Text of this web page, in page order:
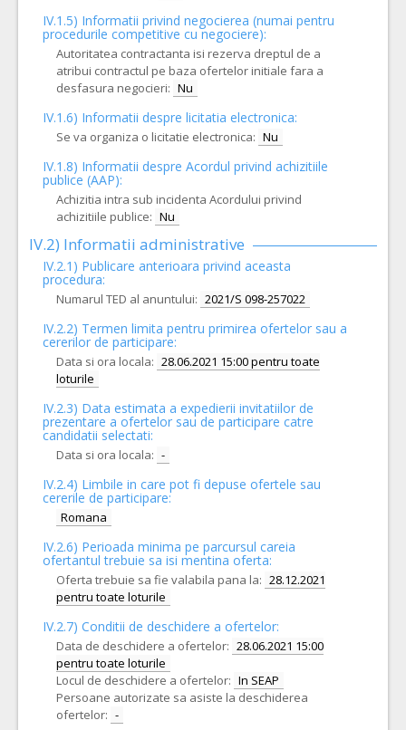
IV.1.5) Informatii privind negocierea (numai pentru
procedurile competitive cu negociere):
Autoritatea contractanta isi rezerva dreptul de a
atribui contractul pe baza ofertelor initiale fara a
desfasura negocieri: Nu
IV.1.6) Informatii despre licitatia electronica:
Se va organiza o licitatie electronica: Nu
IV.1.8) Informatii despre Acordul privind achizitiile
publice (AAP):
Achizitia intra sub incidenta Acordului privind
achizitiile publice: Nu
IV.2) Informatii administrative
IV.2.1) Publicare anterioara privind aceasta
procedura:
Numarul TED al anuntului: 2021/S 098-257022
IV.2.2) Termen limita pentru primirea ofertelor sau a
cererilor de participare:
Data si ora locala: 28.06.2021 15:00 pentru toate
loturile
IV.2.3) Data estimata a expedierii invitatiilor de
prezentare a ofertelor sau de participare catre
candidatii selectati:
Data si ora locala: -
IV.2.4) Limbile in care pot fi depuse ofertele sau
cererile de participare:
Romana
IV.2.6) Perioada minima pe parcursul careia
ofertantul trebuie sa isi mentina oferta:
Oferta trebuie sa fie valabila pana la: 28.12.2021
pentru toate loturile
IV.2.7) Conditii de deschidere a ofertelor:
Data de deschidere a ofertelor: 28.06.2021 15:00
pentru toate loturile
Locul de deschidere a ofertelor: In SEAP
Persoane autorizate sa asiste la deschiderea
ofertelor: -